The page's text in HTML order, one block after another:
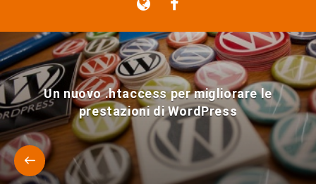
Un nuovo .htaccess per migliorare le
prestazioni di WordPress